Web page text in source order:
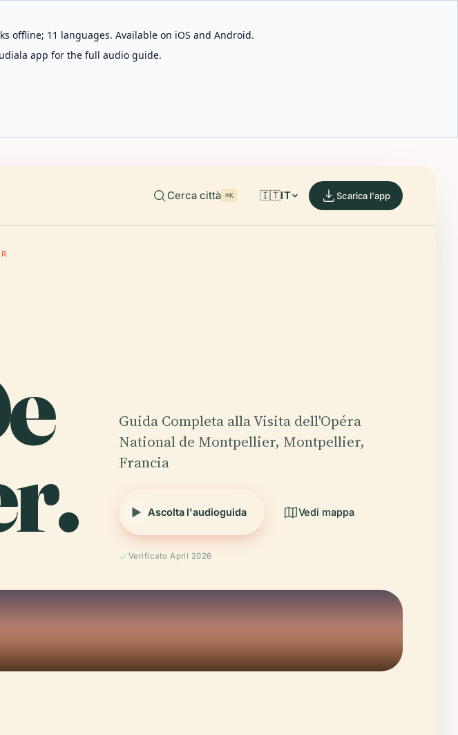
offline; 11 languages. Available on iOS and Android.
app for the full audio guide.
Cerca città ⌘K 🇮🇹IT Scarica l'app
Guida Completa alla Visita dell'Opéra
National de Montpellier, Montpellier,
Francia
Ascolta l'audioguida Vedi mappa
Verificato April 2026